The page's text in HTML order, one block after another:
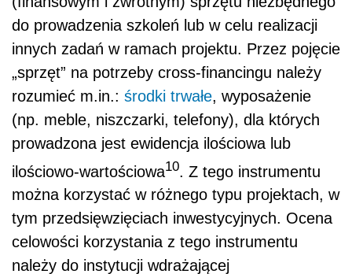
do prowadzenia szkoleń lub w celu realizacji
innych zadań w ramach projektu. Przez pojęcie
„sprzęt” na potrzeby cross-financingu należy
rozumieć m.in.: środki trwałe, wyposażenie
(np. meble, niszczarki, telefony), dla których
prowadzona jest ewidencja ilościowa lub
ilościowo-wartościowa10 . Z tego instrumentu
można korzystać w różnego typu projektach, w
tym przedsięwzięciach inwestycyjnych. Ocena
celowości korzystania z tego instrumentu
należy do instytucji wdrażającej